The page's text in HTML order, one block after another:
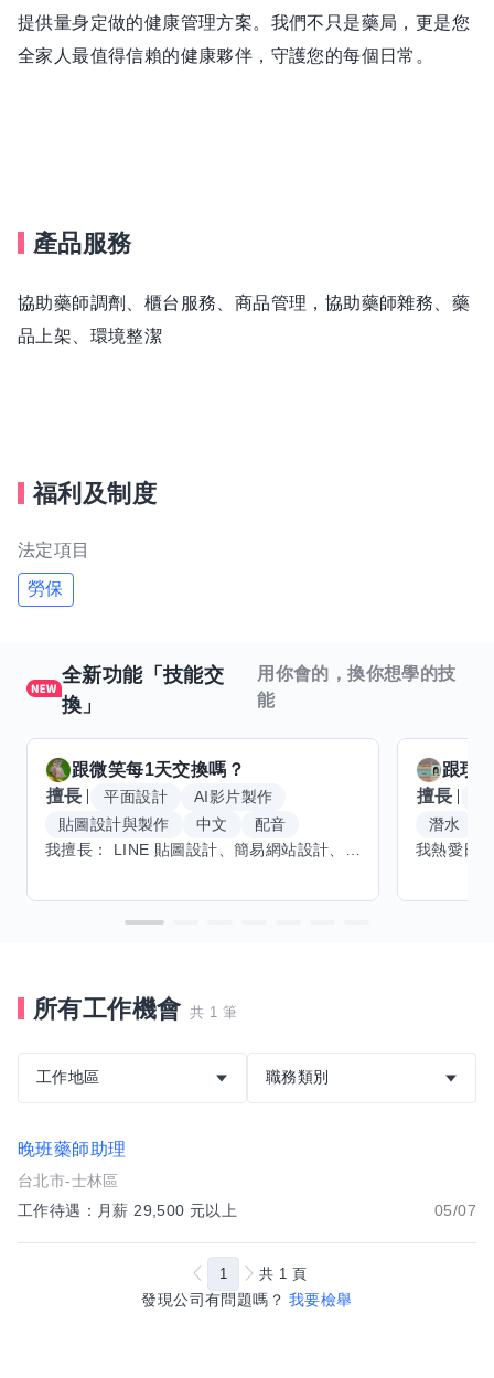
提供量身定做的健康管理方案。我們不只是藥局，更是您
全家人最值得信賴的健康夥伴，守護您的每個日常。
產品服務
協助藥師調劑、櫃台服務、商品管理，協助藥師雜務、藥
品上架、環境整潔
福利及制度
法定項目
勞保
全新功能「技能交
換」
用你會的，換你想學的技
能
跟微笑每1天交換嗎？
擅長
平面設計
AI影片製作
貼圖設計與製作
中文
配音
跟玟
擅長
潛水
所有工作機會 共 1 筆
工作地區 職務類別
晚班藥師助理
台北市-士林區
工作待遇：月薪 29,500 元以上
05/07
發現公司有問題嗎？ 我要檢舉
1 共 1 頁